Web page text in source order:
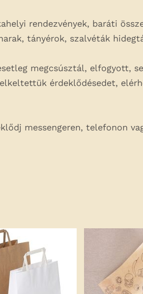
rendezvények, baráti
tányérok, szalvéták
megcsúsztál, elfogyott,
érdeklődésedet,
messengeren, telefonon